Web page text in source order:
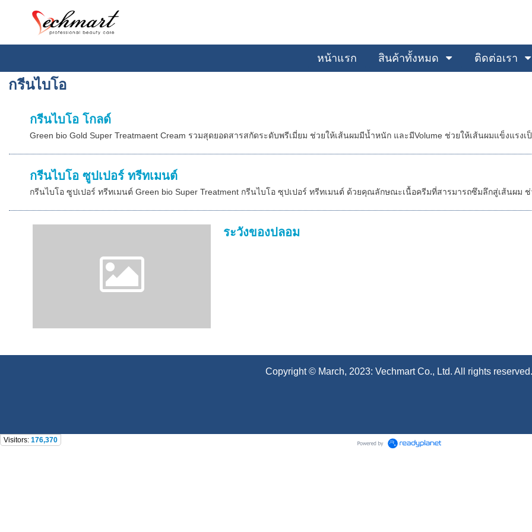
หน้าแรก สินค้าทั้งหมด ติดต่อเรา
กรีนไบโอ
กรีนไบโอ โกลด์
Green bio Gold Super Treatmaent Cream รวมสุดยอดสารสกัดระดับพรีเมี่ยม ช่วยให้เส้นผมมีน้ำหนัก และมีVolume ช่วยให้เส้นผมแข็งแรง
กรีนไบโอ ซูปเปอร์ ทรีทเมนต์
กรีนไบโอ ซูปเปอร์ ทรีทเมนต์ Green bio Super Treatment กรีนไบโอ ซุปเปอร์ ทรีทเมนต์ ด้วยคุณลักษณะเนื้อครีมที่สารมารถซึมลึกสู่เส้นผม
ระวังของปลอม
Copyright © March, 2023: Vechmart Co., Ltd. All rights reserved.
Visitors: 176,370